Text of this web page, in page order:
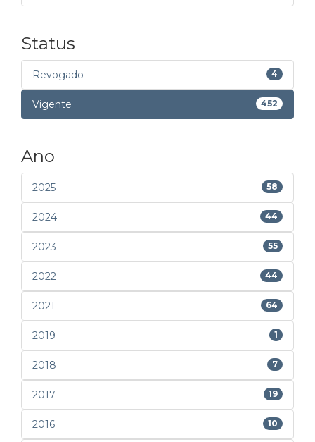
Status
Revogado 4
Vigente 452
Ano
2025 58
2024 44
2023 55
2022 44
2021 64
2019 1
2018 7
2017 19
2016 10